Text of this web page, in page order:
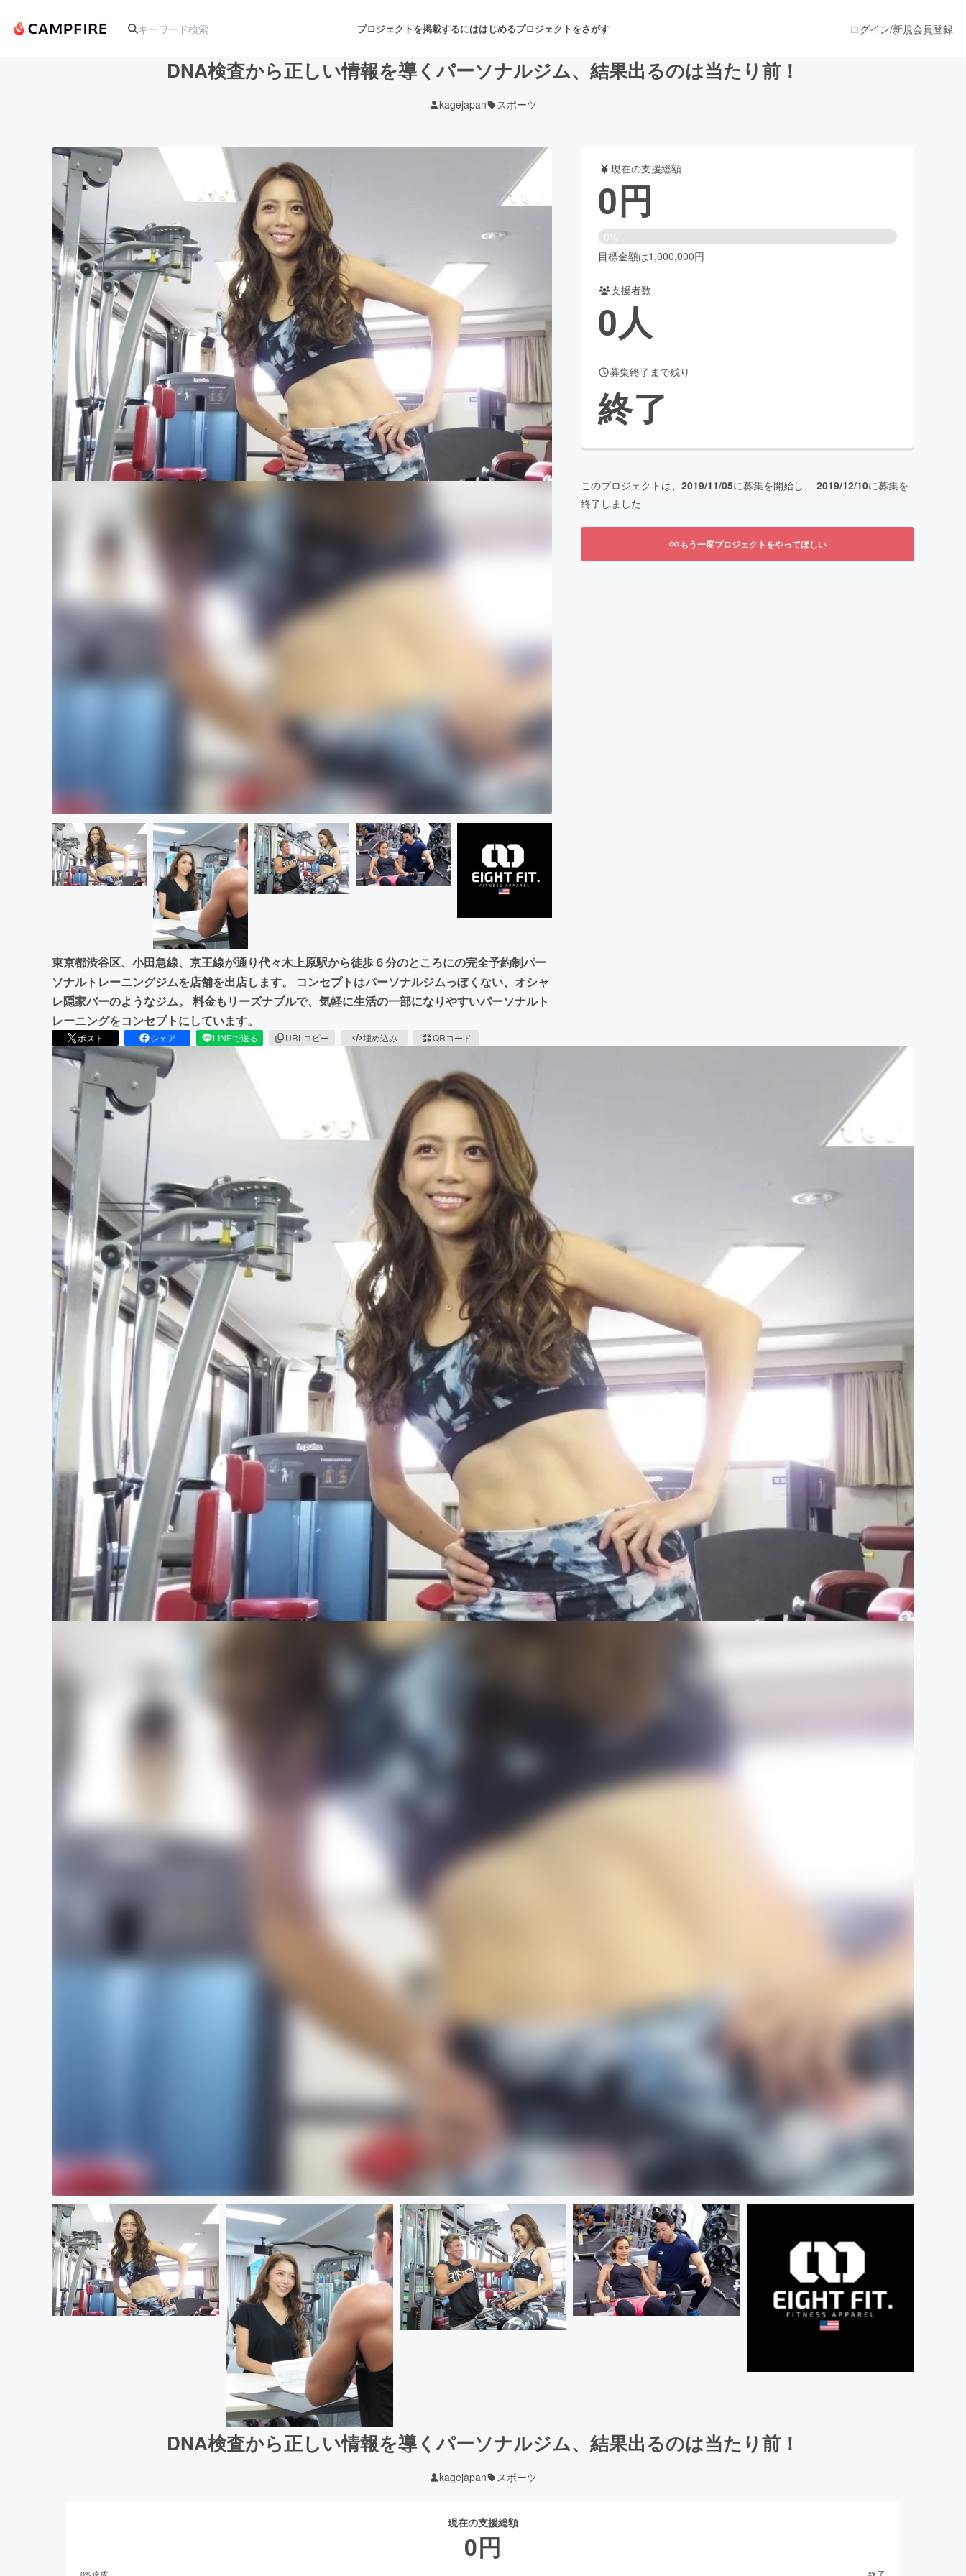
プロジェクトを掲載するにははじめるプロジェクトをさがす
アート・写真 舞台・パフォーマンス
テクノロジー・ガジェット
映像・映画 書籍・雑誌出版
ビジネス・起業 チャレンジ ビューティー・ヘルスケア
まちづくり・地域活性化
CAMPFIRE for Social Good
CAMPFIRE Creation
CAMPFIREふるさと納税machi-yaコミュニティ
ログイン/新規会員登録
DNA検査から正しい情報を導くパーソナルジム、結果出るのは当たり前！
kagejapan スポーツ
東京都渋谷区、小田急線、京王線が通り代々木上原駅から徒歩６分のところにの完全予約制パー
ソナルトレーニングジムを店舗を出店します。 コンセプトはパーソナルジムっぽくない、オシャ
レ隠家バーのようなジム。 料金もリーズナブルで、気軽に生活の一部になりやすいパーソナルト
レーニングをコンセプトにしています。
ポスト シェア LINEで送る URLコピー 埋め込み QRコード
現在の支援総額
0円
0%
目標金額は1,000,000円
支援者数
0人
募集終了まで残り
終了
このプロジェクトは、 2019/11/05に募集を開始し、 2019/12/10に募集を
終了しました
もう一度プロジェクトをやってほしい
DNA検査から正しい情報を導くパーソナルジム、結果出るのは当たり前！
kagejapan スポーツ
現在の支援総額
0円